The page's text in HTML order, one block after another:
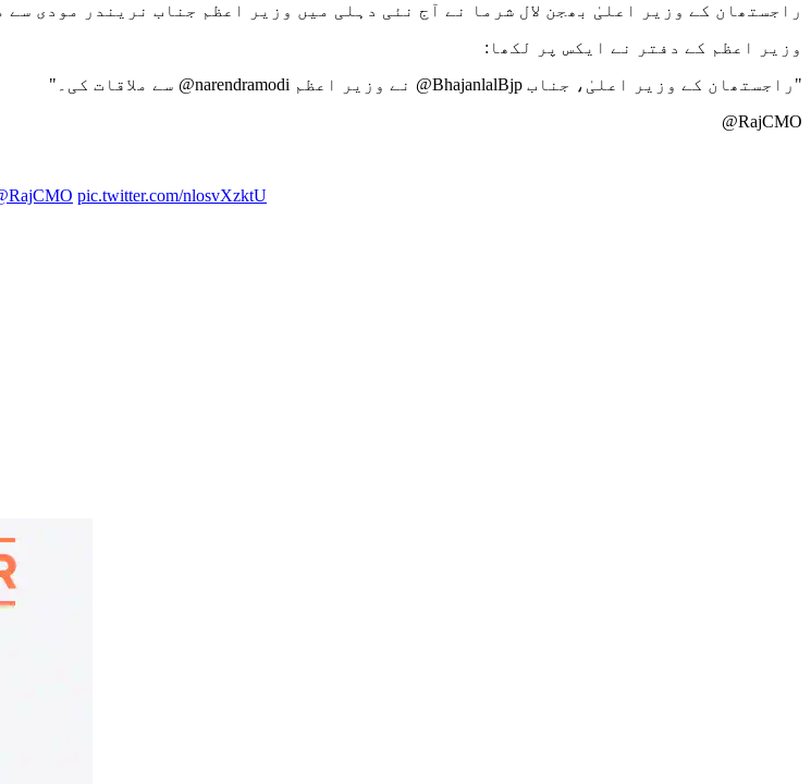
راجستھان کے وزیر اعلیٰ بھجن لال شرما نے آج نئی دہلی میں وزیر اعظم جناب نریندر مودی سے
وزیر اعظم کے دفتر نے ایکس پر لکھا :
" راجستھان کے وزیر اعلیٰ، جناب @BhajanlalBjp نے وزیر اعظم @narendramodi سے ملاقات کی۔ "
@RajCMO
pic.twitter.com/nlosvXzktU